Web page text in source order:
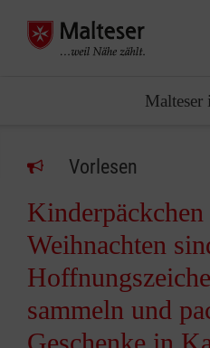
Malteser
Vorlesen
Kinderpäckchen
Weihnachten
sammeln und